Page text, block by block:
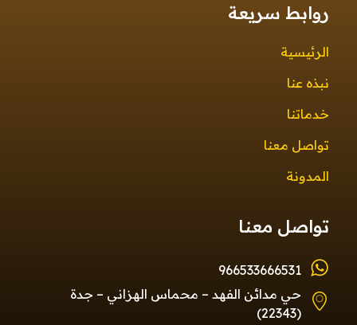
روابط سريعة
الرئيسية
نبذه عنا
خدماتنا
تواصل معنا
المدونة
تواصل معنا
966533666531
حي مدائن الفهد – محماس الهزاني – جدة
(22343)